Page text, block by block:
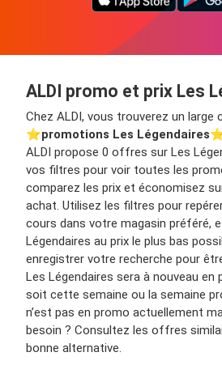
ALDI promo et prix Les
Chez ALDI, vous trouverez un large
⭐️promotions Les Légendaires
ALDI propose 0 offres sur Les
vos filtres pour voir toutes les
comparez les prix et économisez
achat. Utilisez les filtres pour
cours dans votre magasin préféré,
Légendaires au prix le plus bas
enregistrer votre recherche pour
Les Légendaires sera à nouveau en
soit cette semaine ou la semaine
n’est pas en promo actuellement
besoin ? Consultez les offres
bonne alternative.